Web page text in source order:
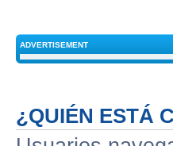
ADVERTISEMENT
¿QUIÉN ESTÁ